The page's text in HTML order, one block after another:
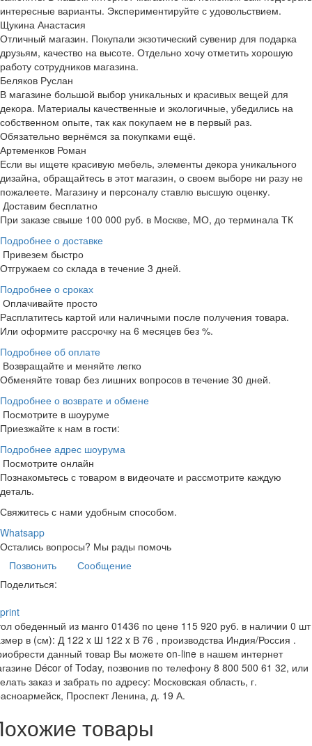
интересные варианты. Экспериментируйте с удовольствием.
Щукина Анастасия
Отличный магазин. Покупали экзотический сувенир для подарка
друзьям, качество на высоте. Отдельно хочу отметить хорошую
работу сотрудников магазина.
Беляков Руслан
В магазине большой выбор уникальных и красивых вещей для
декора. Материалы качественные и экологичные, убедились на
собственном опыте, так как покупаем не в первый раз.
Обязательно вернёмся за покупками ещё.
Артеменков Роман
Если вы ищете красивую мебель, элементы декора уникального
дизайна, обращайтесь в этот магазин, о своем выборе ни разу не
пожалеете. Магазину и персоналу ставлю высшую оценку.
Доставим бесплатно
При заказе свыше 100 000 руб. в Москве, МО, до терминала ТК
Подробнее о доставке
Привезем быстро
Отгружаем со склада в течение 3 дней.
Подробнее о сроках
Оплачивайте просто
Расплатитесь картой или наличными после получения товара.
Или оформите рассрочку на 6 месяцев без %.
Подробнее об оплате
Возвращайте и меняйте легко
Обменяйте товар без лишних вопросов в течение 30 дней.
Подробнее о возврате и обмене
Посмотрите в шоуруме
Приезжайте к нам в гости:
Подробнее адрес шоурума
Посмотрите онлайн
Познакомьтесь с товаром в видеочате и рассмотрите каждую
деталь.
Свяжитесь с нами удобным способом.
Whatsapp
Остались вопросы? Мы рады помочь
Позвонить
Сообщение
Поделиться:
print
обеденный из манго 01436 по цене 115 920 руб. в наличии 0
в (см): Д 122 x Ш 122 x В 76 , производства Индия/Россия .
данный товар Вы можете on-line в нашем интернет
Décor of Today, позвонив по телефону 8 800 500 61 32, или
заказ и забрать по адресу: Московская область, г.
Проспект Ленина, д. 19 А.
товары